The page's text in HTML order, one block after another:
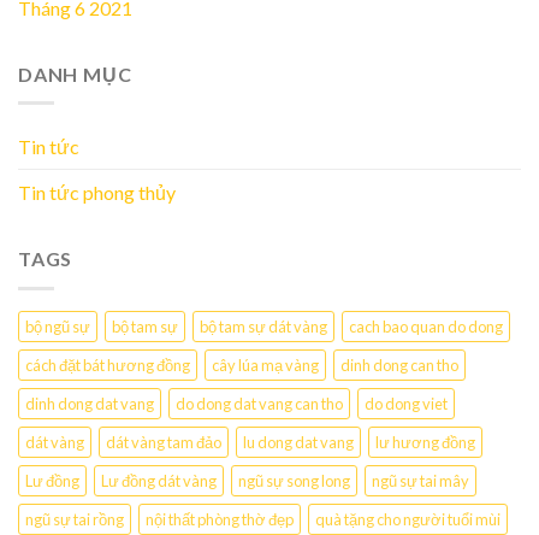
Tháng 6 2021
DANH MỤC
Tin tức
Tin tức phong thủy
TAGS
bộ ngũ sự bộ tam sự bộ tam sự dát vàng
cach bao quan do dong
cách đặt bát hương đồng
cây lúa mạ vàng
dinh dong can tho
dinh dong dat vang
do dong dat vang can tho
do dong viet
dát vàng
dát vàng tam đảo lu dong dat vang
lư hương đồng
Lư đồng
Lư đồng dát vàng ngũ sự song long
ngũ sự tai mây
ngũ sự tai rồng
nội thất phòng thờ đẹp
quà tặng cho người tuổi mùi